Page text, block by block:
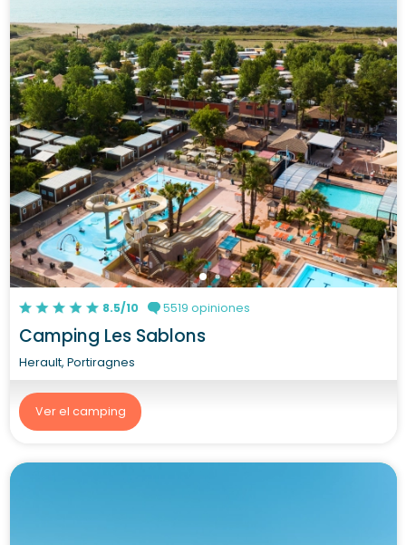
8.5/10 5519 opiniones
Camping Les Sablons
Herault, Portiragnes
Ver el camping